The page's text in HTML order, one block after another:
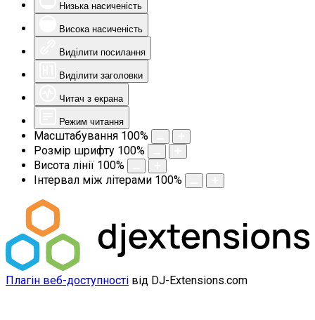
Низька насиченість
Висока насиченість
Виділити посилання
Виділити заголовки
Читач з екрана
Режим читання
Масштабування 100%
Розмір шрифту 100%
Висота лінії 100%
Інтервал між літерами 100%
Плагін веб-доступності від DJ-Extensions.com